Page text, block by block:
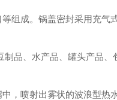
组成。锅盖密封采用充气
品、水产品、罐头产品
，喷射出雾状的波浪型热